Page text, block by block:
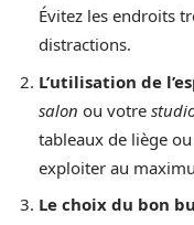
Évitez les endroits
distractions.
L’utilisation de
salon ou votre
tableaux de liège
exploiter au
Le choix du bon